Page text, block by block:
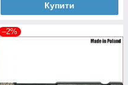
Купити
–2%